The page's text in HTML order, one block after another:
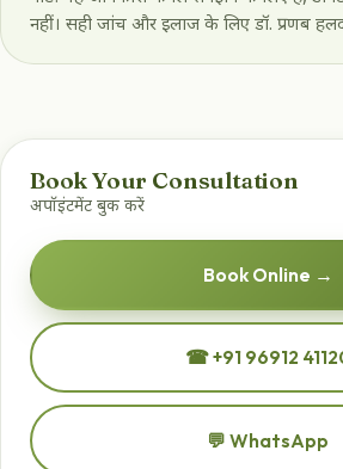
नहीं। सही जांच और इलाज के लिए डॉ. प्रणब
Book Your Consultation
अपॉइंटमेंट बुक करें
Book Online →
☎ +91 96912
💬 WhatsApp